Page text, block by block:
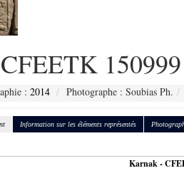
150999
: 2014 Photographe : Soubias Ph.
Information sur les éléments représentés